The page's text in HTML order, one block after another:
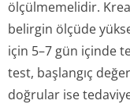
ölçülmemelidir.
belirgin ölçüde
için 5–7 gün içinde
test, başlangıç
doğrular ise